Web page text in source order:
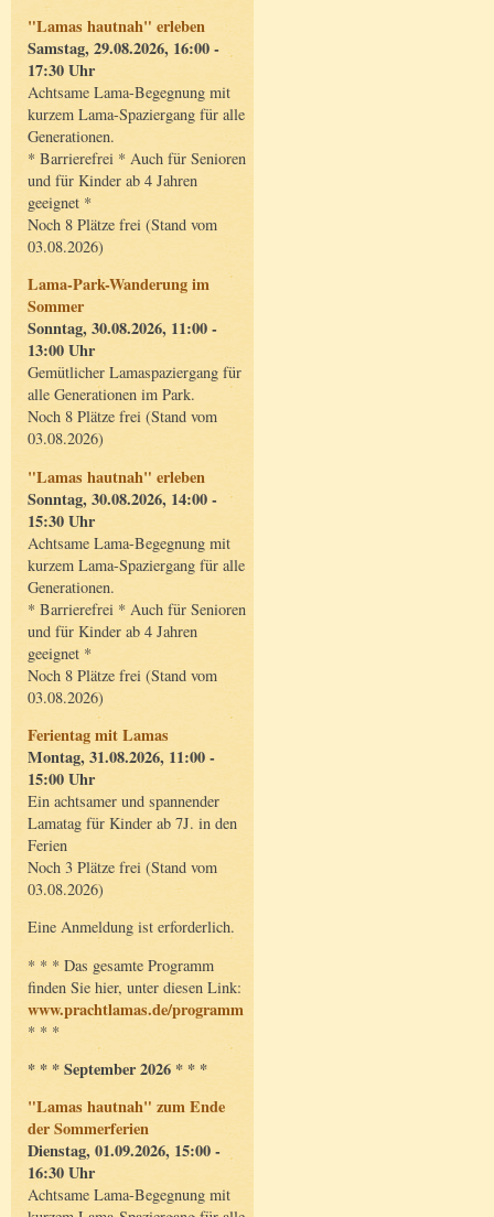
"Lamas hautnah" erleben
Samstag, 29.08.2026, 16:00 -
17:30 Uhr
Achtsame Lama-Begegnung mit
kurzem Lama-Spaziergang für alle
Generationen.
* Barrierefrei * Auch für Senioren
und für Kinder ab 4 Jahren
geeignet *
Noch 8 Plätze frei (Stand vom
03.08.2026)
Lama-Park-Wanderung im
Sommer
Sonntag, 30.08.2026, 11:00 -
13:00 Uhr
Gemütlicher Lamaspaziergang für
alle Generationen im Park.
Noch 8 Plätze frei (Stand vom
03.08.2026)
"Lamas hautnah" erleben
Sonntag, 30.08.2026, 14:00 -
15:30 Uhr
Achtsame Lama-Begegnung mit
kurzem Lama-Spaziergang für alle
Generationen.
* Barrierefrei * Auch für Senioren
und für Kinder ab 4 Jahren
geeignet *
Noch 8 Plätze frei (Stand vom
03.08.2026)
Ferientag mit Lamas
Montag, 31.08.2026, 11:00 -
15:00 Uhr
Ein achtsamer und spannender
Lamatag für Kinder ab 7J. in den
Ferien
Noch 3 Plätze frei (Stand vom
03.08.2026)
Eine Anmeldung ist erforderlich.
* * * Das gesamte Programm
finden Sie hier, unter diesen Link:
www.prachtlamas.de/programm
* * *
* * * September 2026 * * *
"Lamas hautnah" zum Ende
der Sommerferien
Dienstag, 01.09.2026, 15:00 -
16:30 Uhr
Achtsame Lama-Begegnung mit